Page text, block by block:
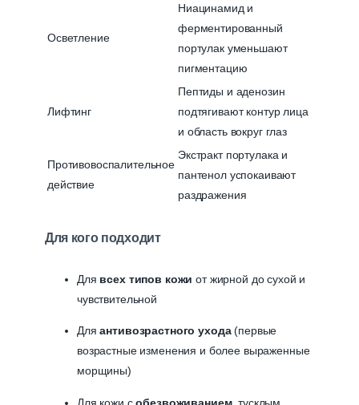
Осветление
Ниацинамид и
ферментированный
портулак уменьшают
пигментацию
Лифтинг
Пептиды и аденозин
подтягивают контур лица
и область вокруг глаз
Противовоспалительное
действие
Экстракт портулака и
пантенол успокаивают
раздражения
Для кого подходит
Для всех типов кожи от жирной до сухой и
чувствительной
Дляантивозрастного ухода(первые
возрастные изменения и более выраженные
морщины)